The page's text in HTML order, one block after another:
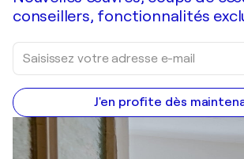
conseillers, fonctionnalités
J'en profite dès